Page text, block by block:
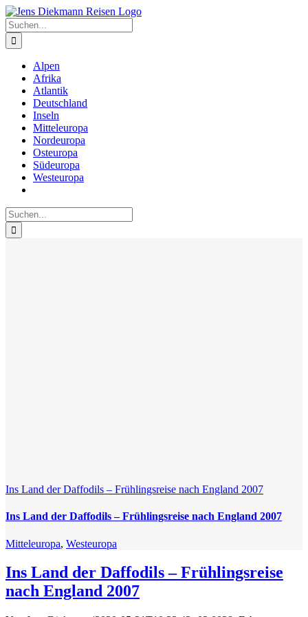
Zum
Inhalt
springen
Suche
nach:
Alpen
Afrika
Atlantik
Deutschland
Inseln
Mitteleuropa
Nordeuropa
Osteuropa
Südeuropa
Westeuropa
Suche
nach:
Ins Land der Daffodils – Frühlingsreise nach England 2007
Ins Land der Daffodils – Frühlingsreise nach England 2007
Mitteleuropa, Westeuropa
Ins Land der Daffodils – Frühlingsreise
nach England 2007